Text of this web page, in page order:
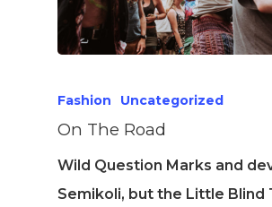
Fashion Uncategorized
On The Road
Wild Question Marks and
Semikoli, but the Little Blind